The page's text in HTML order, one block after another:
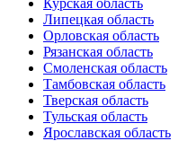
Курская область
Липецкая область
Орловская область
Рязанская область
Смоленская область
Тамбовская область
Тверская область
Тульская область
Ярославская область